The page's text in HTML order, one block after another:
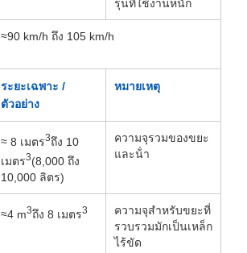
รุ่นที่ใช้งานหนัก
≈90 km/h ถึง 105 km/h
ระยะเฉพาะ /
ตัวอย่าง
หมายเหตุ
≈ 8 เมตร3ถึง 10
เมตร3(8,000 ถึง
10,000 ลิตร)
ความจุรวมของขยะ
และน้ํา
≈4 m3ถึง 8 เมตร3
ความจุสําหรับขยะที่
รวบรวมมักเป็นเหล็ก
ไร้ขัด